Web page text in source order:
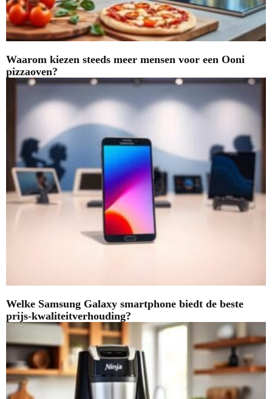
Waarom kiezen steeds meer mensen voor een Ooni
pizzaoven?
Welke Samsung Galaxy smartphone biedt de beste
prijs-kwaliteitverhouding?